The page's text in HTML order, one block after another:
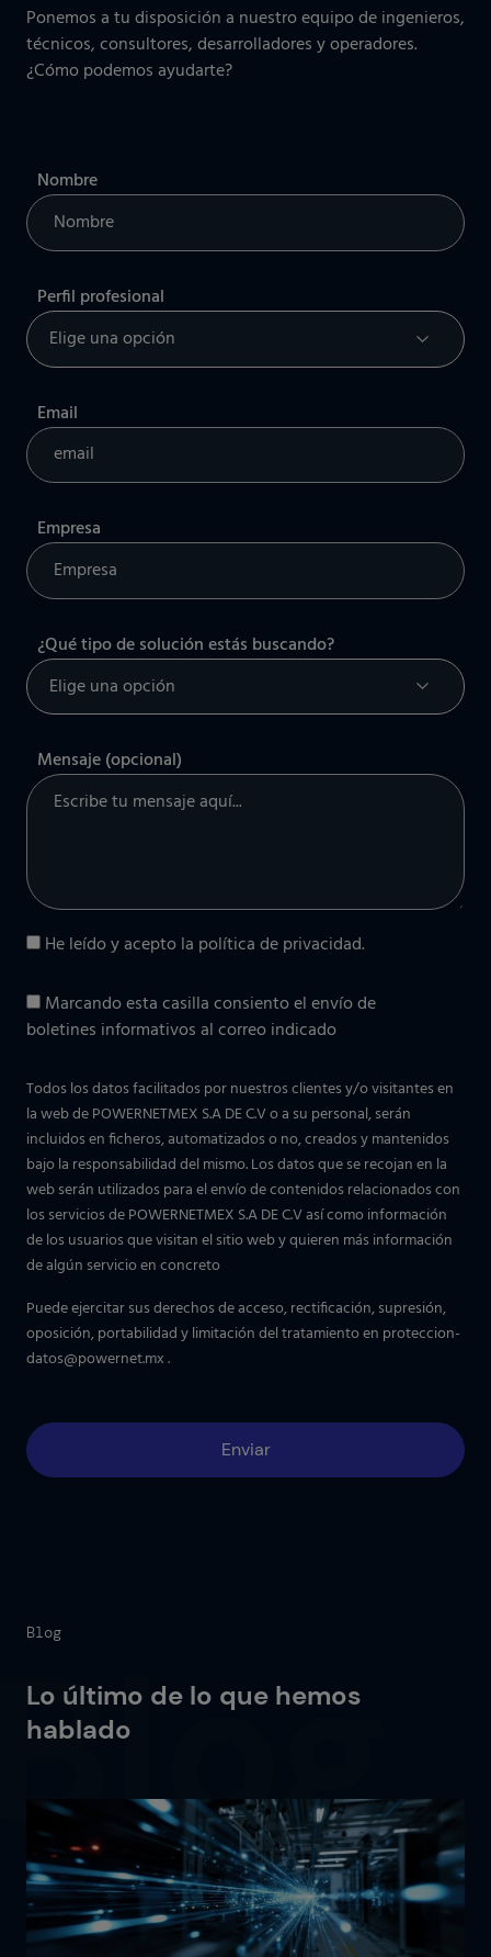
Ponemos a tu disposición a nuestro equipo de ingenieros,
técnicos, consultores, desarrolladores y operadores.
¿Cómo podemos ayudarte?
Nombre
Perfil profesional
Email
Empresa
¿Qué tipo de solución estás buscando?
Mensaje (opcional)
He leído y acepto la política de privacidad.
Marcando esta casilla consiento el envío de
boletines informativos al correo indicado
Todos los datos facilitados por nuestros clientes y/o visitantes en
la web de POWERNETMEX S.A DE C.V o a su personal, serán
incluidos en ficheros, automatizados o no, creados y mantenidos
bajo la responsabilidad del mismo. Los datos que se recojan en la
web serán utilizados para el envío de contenidos relacionados con
los servicios de POWERNETMEX S.A DE C.V así como información
de los usuarios que visitan el sitio web y quieren más información
de algún servicio en concreto
Puede ejercitar sus derechos de acceso, rectificación, supresión,
oposición, portabilidad y limitación del tratamiento en proteccion-
datos@powernet.mx.
Blog
Lo último de lo que hemos
hablado